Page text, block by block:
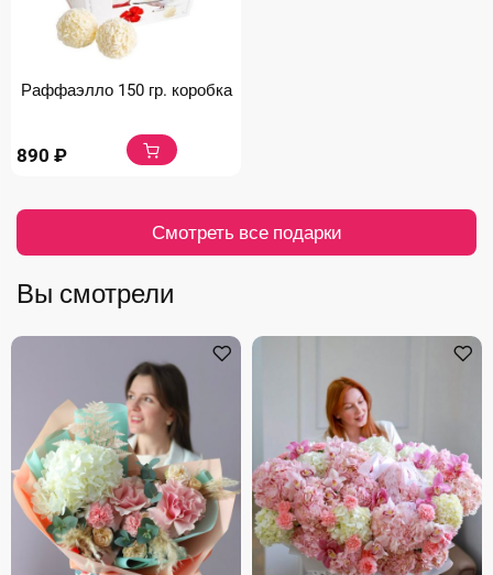
Раффаэлло 150 гр. коробка
890 ₽
Смотреть все подарки
Вы смотрели